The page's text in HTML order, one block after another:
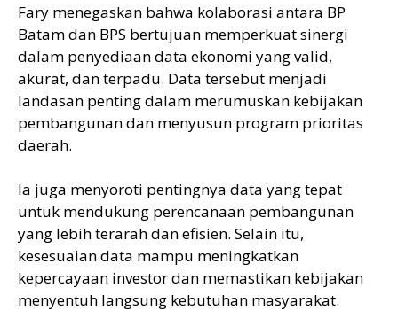
Fary menegaskan bahwa kolaborasi antara BP
Batam dan BPS bertujuan memperkuat sinergi
dalam penyediaan data ekonomi yang valid,
akurat, dan terpadu. Data tersebut menjadi
landasan penting dalam merumuskan kebijakan
pembangunan dan menyusun program prioritas
daerah.
Ia juga menyoroti pentingnya data yang tepat
untuk mendukung perencanaan pembangunan
yang lebih terarah dan efisien. Selain itu,
kesesuaian data mampu meningkatkan
kepercayaan investor dan memastikan kebijakan
menyentuh langsung kebutuhan masyarakat.